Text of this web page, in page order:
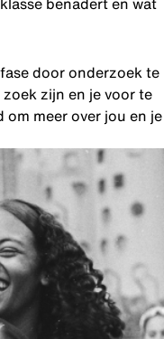
door onderzoek te
zijn en je voor te
meer over jou en je